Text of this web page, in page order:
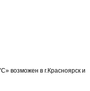
возможен в г.Красноярск и